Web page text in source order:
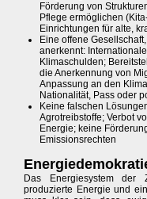
Förderung von
Pflege ermöglichen
Einrichtungen für alte,
Eine offene
anerkennt:
Klimaschulden;
die Anerkennung von
Anpassung an den
Nationalität, Pass oder
Keine falschen
Agrotreibstoffe; Verbot
Energie; keine
Emissionsrechten
Das Energiesystem der
produzierte Energie und